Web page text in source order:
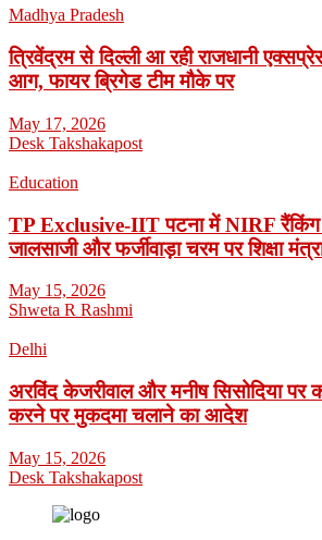
Madhya Pradesh
त्रिवेंद्रम से दिल्ली आ रही राजधानी
आग, फायर ब्रिगेड टीम मौके पर
May 17, 2026
Desk Takshakapost
Education
TP Exclusive-IIT पटना में NIRF रैंकिंग
जालसाजी और फर्जीवाड़ा चरम पर शिक्षा
May 15, 2026
Shweta R Rashmi
Delhi
अरविंद केजरीवाल और मनीष सिसोदिया पर
करने पर मुकदमा चलाने का आदेश
May 15, 2026
Desk Takshakapost